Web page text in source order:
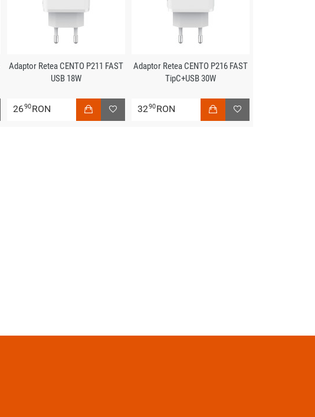
Adaptor Retea CENTO P211 FAST
USB 18W
2690RON
Adaptor Retea CENTO P216 FAST
TipC+USB 30W
3290RON